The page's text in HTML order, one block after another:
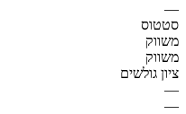
—
סטטוס
משווק
משווק
ציון גולשים
—
—